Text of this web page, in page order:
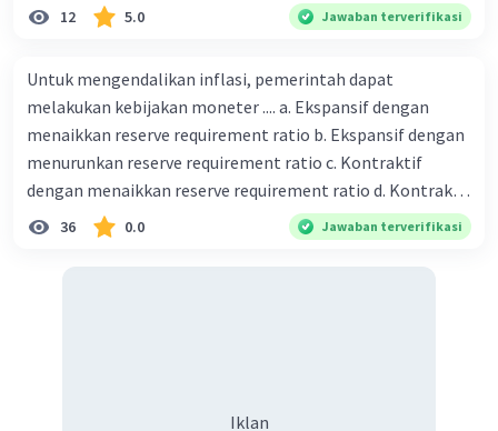
12 5.0 Jawaban terverifikasi
Untuk mengendalikan inflasi, pemerintah dapat
melakukan kebijakan moneter .... a. Ekspansif dengan
menaikkan reserve requirement ratio b. Ekspansif dengan
menurunkan reserve requirement ratio c. Kontraktif
dengan menaikkan reserve requirement ratio d. Kontraktif
dengan menurunkan reserve requirement ratio e.
Ekspansif dengan menaikkan tingkat diskonto Bila Bank
uang) naik dari kiri bawah ke kanan atas c. Tingkat bunga
36 0.0 Jawaban terverifikasi
Iklan